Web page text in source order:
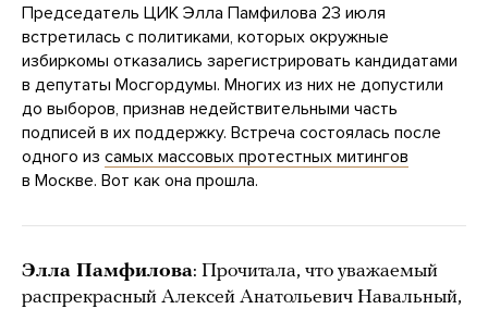
Председатель ЦИК Элла Памфилова 23 июля
встретилась с политиками, которых окружные
избиркомы отказались зарегистрировать кандидатами
в депутаты Мосгордумы. Многих из них не допустили
до выборов, признав недействительными часть
подписей в их поддержку. Встреча состоялась после
одного из самых массовых протестных митингов
в Москве. Вот как она прошла.
Элла Памфилова: Прочитала, что уважаемый
распрекрасный Алексей Анатольевич Навальный,